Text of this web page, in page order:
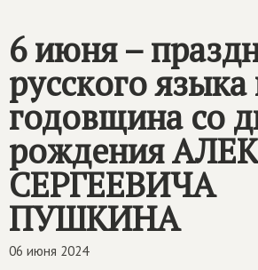
6 июня –
русского языка
годовщина со
рождения
СЕРГЕЕВИЧА
ПУШКИНА
06 июня 2024